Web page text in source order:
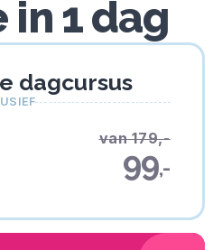
in 1 dag
dagcursus
van 179,-
99,-